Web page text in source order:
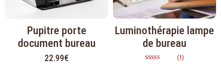
Pupitre porte
document bureau
22.99€
Luminothérapie lampe
de bureau
(1)